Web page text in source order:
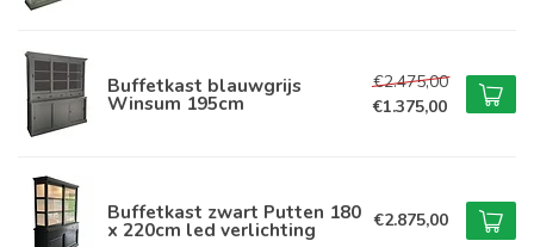
Buffetkast blauwgrijs
Winsum 195cm
€2.475,00
€1.375,00
Buffetkast zwart Putten 180
x 220cm led verlichting €2.875,00